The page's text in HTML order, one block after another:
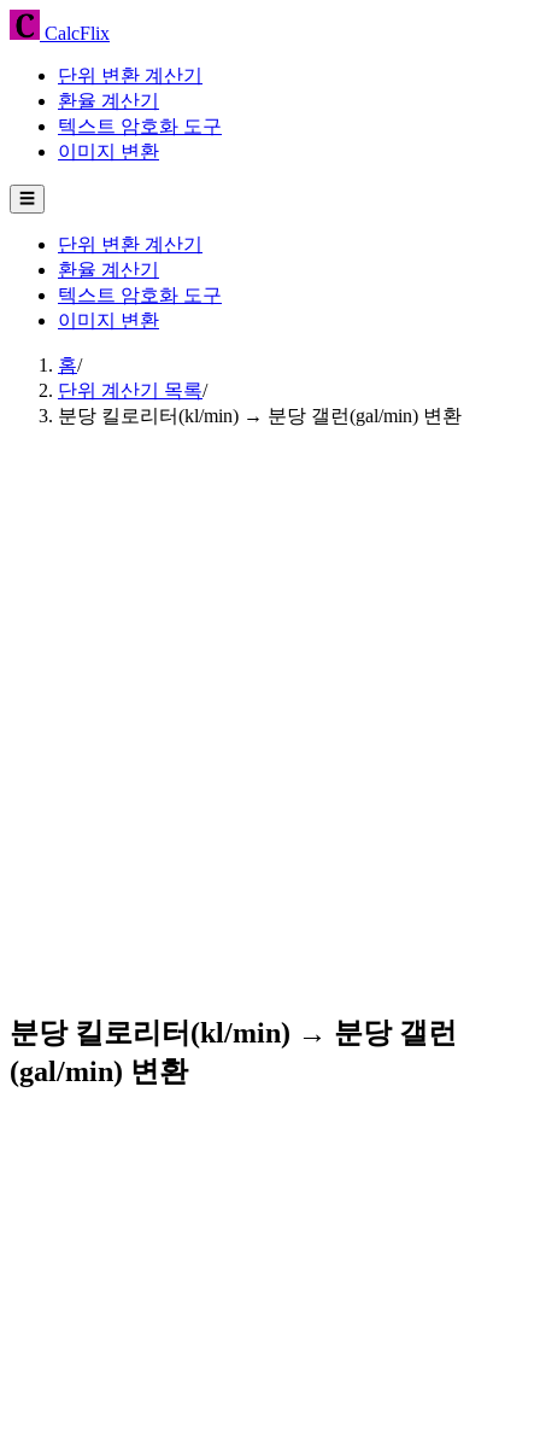
CalcFlix
단위 변환 계산기
환율 계산기
텍스트 암호화 도구
이미지 변환
☰
단위 변환 계산기
환율 계산기
텍스트 암호화 도구
이미지 변환
홈/
단위 계산기 목록/
분당 킬로리터(kl/min) → 분당 갤런(gal/min) 변환
분당 킬로리터(kl/min) → 분당 갤런
(gal/min) 변환